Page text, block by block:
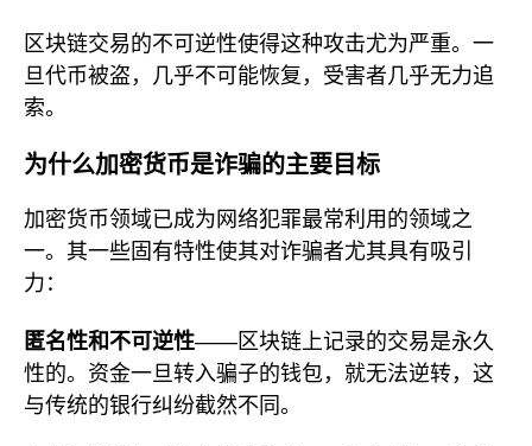
区块链交易的不可逆性使得这种攻击尤为严重。一
旦代币被盗，几乎不可能恢复，受害者几乎无力追
索。
为什么加密货币是诈骗的主要目标
加密货币领域已成为网络犯罪最常利用的领域之
一。其一些固有特性使其对诈骗者尤其具有吸引
力：
匿名性和不可逆性——区块链上记录的交易是永久
性的。资金一旦转入骗子的钱包，就无法逆转，这
与传统的银行纠纷截然不同。